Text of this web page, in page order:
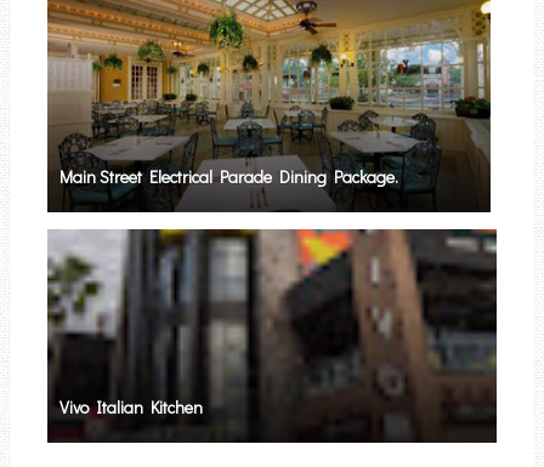
Main Street Electrical Parade Dining Package.
Vivo Italian Kitchen